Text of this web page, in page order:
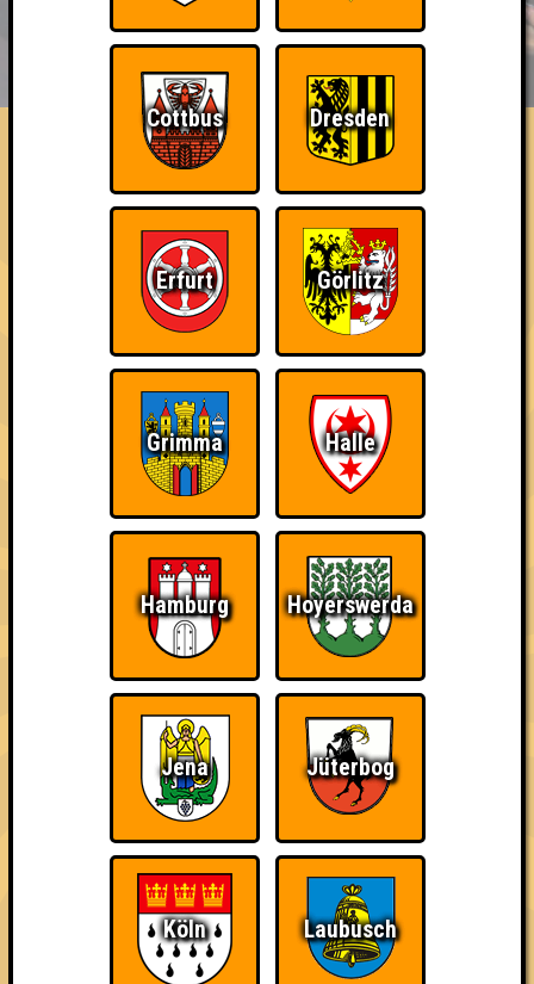
HIGHSCORE RESERVIERUNG
FAQ ÜBER UNS
No Ygrittes
Errungenschaften
Kleiner Hinweis: bei uns sind Teams, die in einem Stechen
verlieren, trotzdem auf dem 1. Platz - den haben sie sich
schließlich verdient! Entsprechend gibt es für diese auch
Errungenschaften für den 1. Platz.
Schon wieder zum
Quiz?!
Bin ich schon drin?
Wiederzehn macht
Freude
Wir sind immer bei
Nerven aus Stahl
The Amount of
Teilnahmen is too
Ich war da, vor 3000
Da-Da Da! Da-Da Da!
Cottbus Dresden
Erfurt Görlitz
Grimma Halle
Hamburg Hoyerswerda
Jena Jüterbog
Köln Laubusch